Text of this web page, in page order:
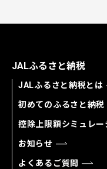
JALふるさと納税
JALふるさと納税とは
初めてのふるさと納税
控除上限額シミュレー
お知らせ
よくあるご質問